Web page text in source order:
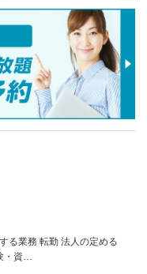
る業務 転勤 法人の定める
・資…